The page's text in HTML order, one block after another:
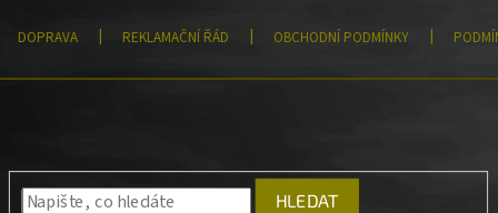
DOPRAVA REKLAMAČNÍ ŘÁD OBCHODNÍ PODMÍNKY
HLEDAT